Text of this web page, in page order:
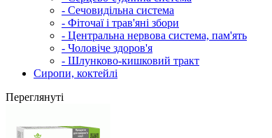
- Сечовидільна система
- Фіточаї і трав'яні збори
- Центральна нервова система, пам'ять
- Чоловіче здоров'я
- Шлунково-кишковий тракт
Сиропи, коктейлі
Переглянуті